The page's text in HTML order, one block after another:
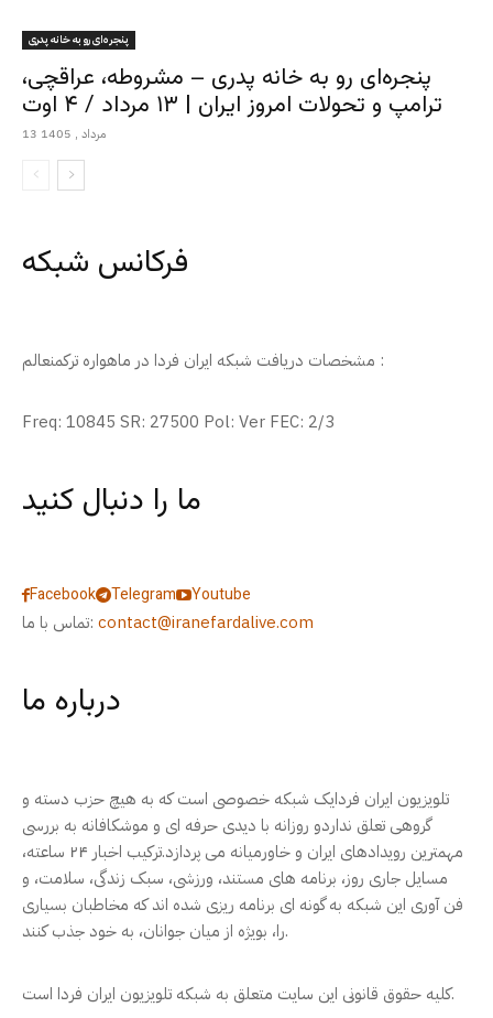
پنجره‌ای رو به خانه پدری
پنجره‌ای رو به خانه پدری – مشروطه، عراقچی،
ترامپ و تحولات امروز ایران | ۱۳ مرداد / ۴ اوت
13 مرداد , 1405
فرکانس شبکه
مشخصات دریافت شبکه ایران فردا در ماهواره ترکمنعالم :
Freq: 10845 SR: 27500 Pol: Ver FEC: 2/3
ما را دنبال کنید
Facebook Telegram
Youtube
تماس با ما: contact@iranefardalive.com
درباره ما
تلویزیون ایران فردایک شبکه خصوصی است که به هیچ حزب دسته و
گروهی تعلق نداردو روزانه با دیدی حرفه ای و موشکافانه به بررسی
مهمترین رویدادهای ایران و خاورمیانه می پردازد.ترکیب اخبار ۲۴ ساعته،
مسایل جاری روز، برنامه های مستند، ورزشی، سبک زندگی، سلامت، و
فن آوری این شبکه به گونه ای برنامه ریزی شده اند که مخاطبان بسیاری
را، بویژه از میان جوانان، به خود جذب کنند.
کلیه حقوق قانونی این سایت متعلق به شبکه تلویزیون ایران فردا است.